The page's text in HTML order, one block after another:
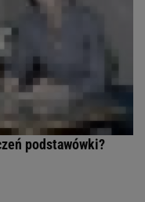
podstawówki?